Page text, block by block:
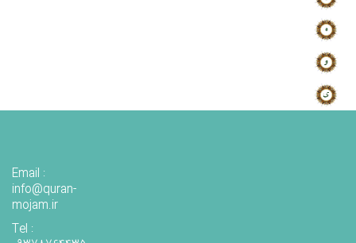
Email :
info@quran-
mojam.ir
Tel :